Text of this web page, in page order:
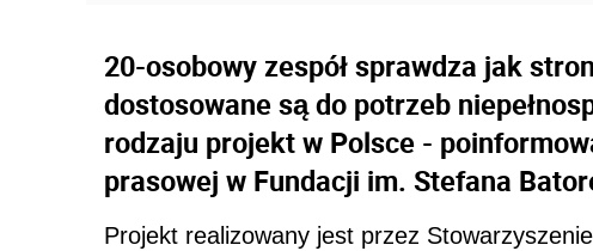
20-osobowy zespół sprawdza jak
dostosowane są do potrzeb
rodzaju projekt w Polsce -
prasowej w Fundacji im. Stefana
Projekt realizowany jest przez